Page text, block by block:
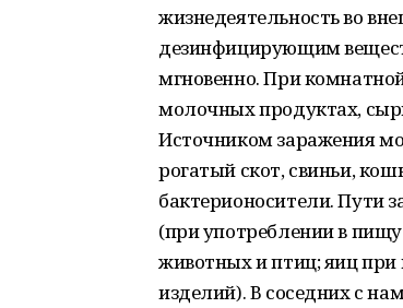
жизнедеятельность во
дезинфицирующим
мгновенно. При
молочных продуктах,
Источником заражения
рогатый скот, свиньи,
бактерионосители. Пути
(при употреблении в
животных и птиц; яиц при
изделий). В соседних с